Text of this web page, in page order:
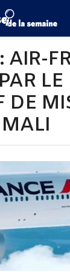
AIR-
LE
DE